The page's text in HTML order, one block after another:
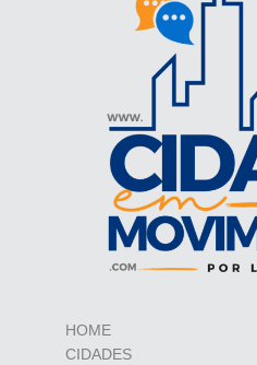
HOME
CIDADES